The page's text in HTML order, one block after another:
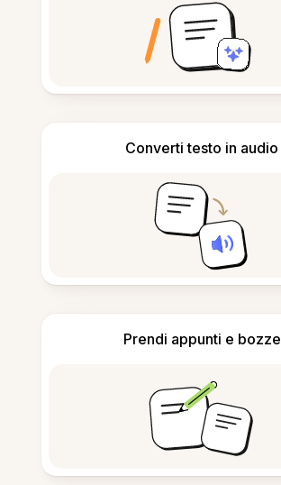
Converti testo in audio
Prendi appunti e bozze